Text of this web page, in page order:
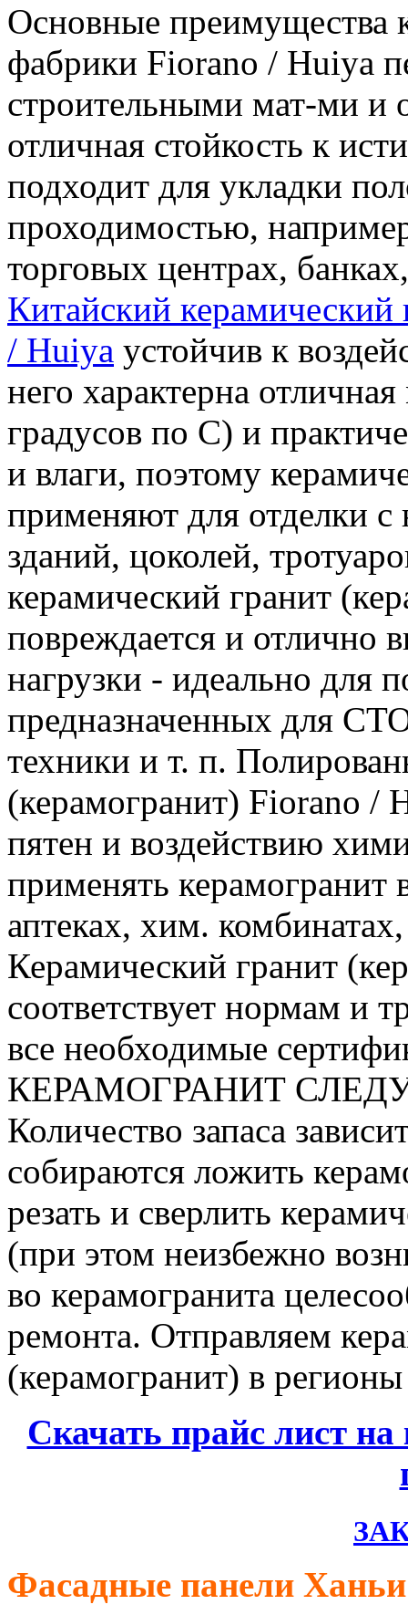
Основные преимущества
фабрики Fiorano / Huiya
строительными мат-ми и
отличная стойкость к
подходит для укладки
проходимостью,
торговых центрах,
Китайский керамический
/ Huiya устойчив к
него характерна
градусов по С) и
и влаги, поэтому
применяют для отделки
зданий, цоколей,
керамический гранит
повреждается и отлично
нагрузки - идеально для
предназначенных для
техники и т. п.
(керамогранит) Fiorano /
пятен и воздействию
применять
аптеках, хим.
Керамический гранит
соответствует нормам и
все необходимые
КЕРАМОГРАНИТ
Количество запаса
собираются ложить
резать и сверлить
(при этом неизбежно
во керамогранита
ремонта. Отправляем
(керамогранит) в
Скачать прайс лист
Фасадные панели